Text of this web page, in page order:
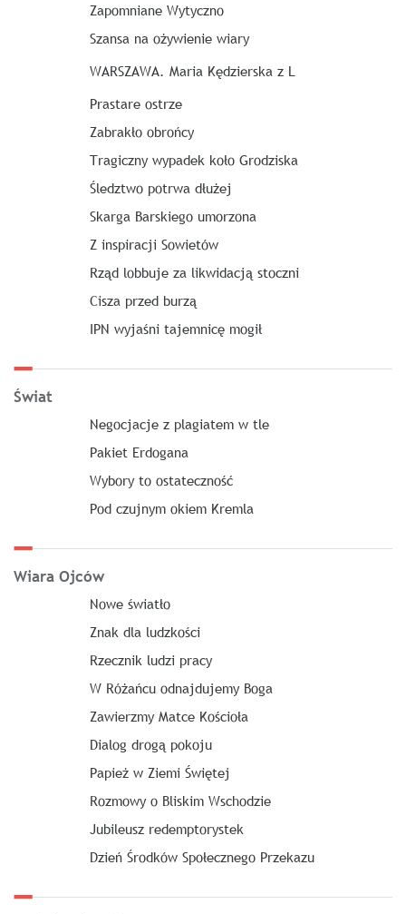
Zapomniane Wytyczno
Szansa na ożywienie wiary
WARSZAWA. Maria Kędzierska z L
Prastare ostrze
Zabrakło obrońcy
Tragiczny wypadek koło Grodziska
Śledztwo potrwa dłużej
Skarga Barskiego umorzona
Z inspiracji Sowietów
Rząd lobbuje za likwidacją stoczni
Cisza przed burzą
IPN wyjaśni tajemnicę mogił
Świat
Negocjacje z plagiatem w tle
Pakiet Erdogana
Wybory to ostateczność
Pod czujnym okiem Kremla
Wiara Ojców
Nowe światło
Znak dla ludzkości
Rzecznik ludzi pracy
W Różańcu odnajdujemy Boga
Zawierzmy Matce Kościoła
Dialog drogą pokoju
Papież w Ziemi Świętej
Rozmowy o Bliskim Wschodzie
Jubileusz redemptorystek
Dzień Środków Społecznego Przekazu